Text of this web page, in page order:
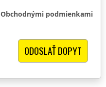
Obchodnými podmienkami